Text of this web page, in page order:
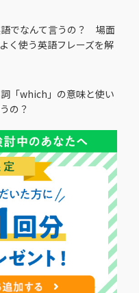
語でなんて言うの？ 場面
く使う英語フレーズを解
詞「which」の意味と使い
の？